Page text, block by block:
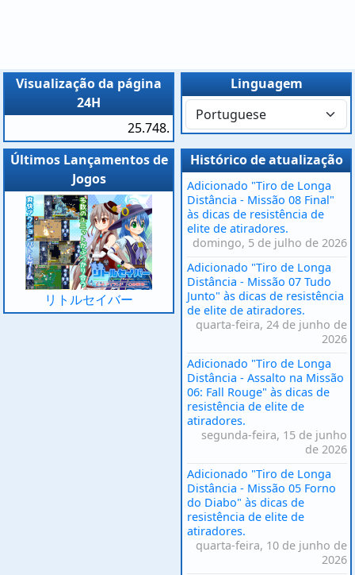
Visualização da página
24H
25.748.
Linguagem
Últimos Lançamentos de
Jogos
リトルセイバー
Histórico de atualização
Adicionado "Tiro de Longa
Distância - Missão 08 Final"
às dicas de resistência de
elite de atiradores.
domingo, 5 de julho de 2026
Adicionado "Tiro de Longa
Distância - Missão 07 Tudo
Junto" às dicas de resistência
de elite de atiradores.
quarta-feira, 24 de junho de
2026
Adicionado "Tiro de Longa
Distância - Assalto na Missão
06: Fall Rouge" às dicas de
resistência de elite de
atiradores.
segunda-feira, 15 de junho
de 2026
Adicionado "Tiro de Longa
Distância - Missão 05 Forno
do Diabo" às dicas de
resistência de elite de
atiradores.
quarta-feira, 10 de junho de
2026